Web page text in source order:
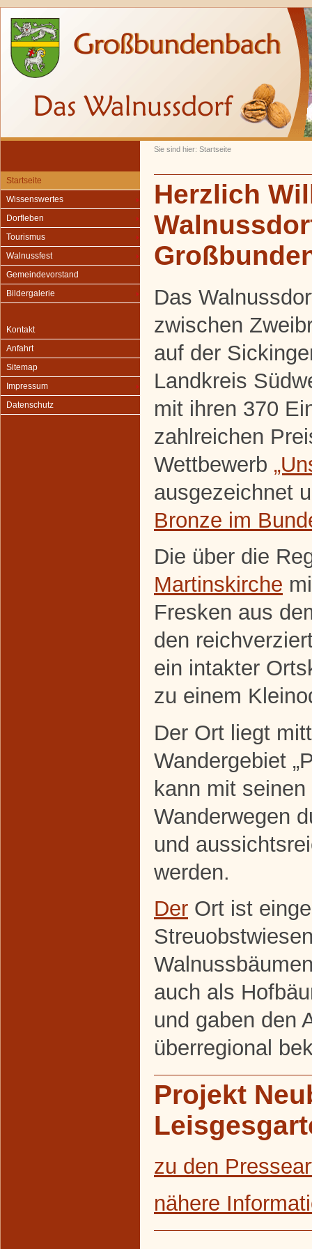
Sie sind hier: Startseite
Startseite
Wissenswertes
Dorfleben
Tourismus
Walnussfest
Gemeindevorstand
Bildergalerie
Kontakt
Anfahrt
Sitemap
Impressum
Datenschutz
Herzlich
Das
zwischen
auf der
Landkreis
mit ihren 370
zahlreichen
Wettbewerb
ausgezeichnet
Bronze im
Die über die
Martinskirche
Fresken aus
den
ein intakter
zu einem
Der Ort liegt
Wandergebiet
kann mit
Wanderwegen
und
werden.
Der Ort ist
auch als
und gaben den
überregional
Projekt
zu den
nähere